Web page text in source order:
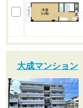
大成マンション